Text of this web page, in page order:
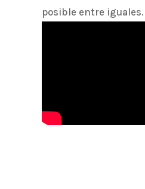
posible entre iguales.